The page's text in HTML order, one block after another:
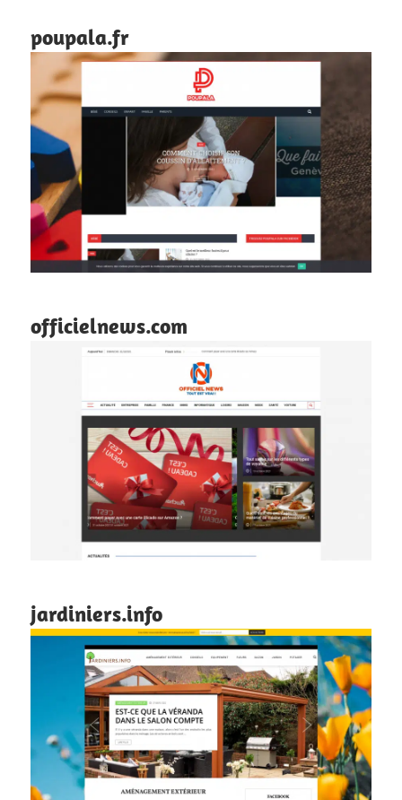
poupala.fr
officielnews.com
jardiniers.info